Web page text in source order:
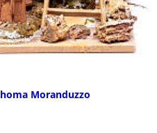
Moranduzzo